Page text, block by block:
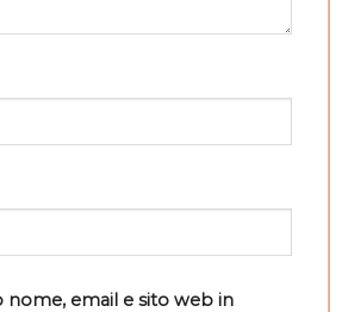
nome, email e sito web in